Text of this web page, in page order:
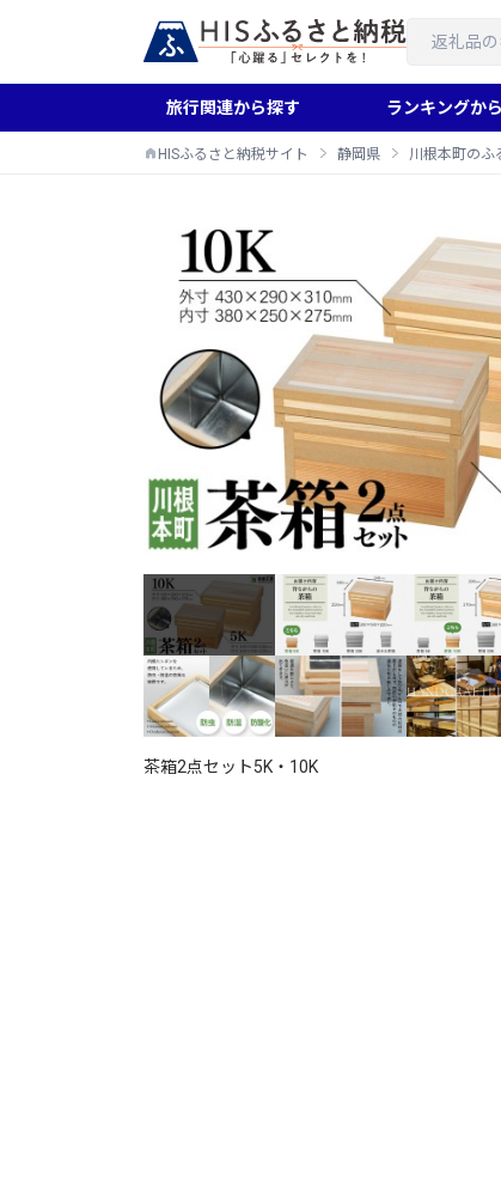
旅行関連から探す ランキングか
HISふるさと納税サイト 静岡県 川根本町のふ
茶箱2点セット5K・10K